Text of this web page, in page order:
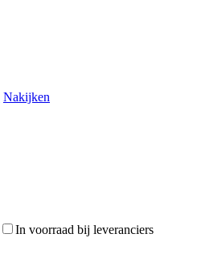
Nakijken
In voorraad bij leveranciers